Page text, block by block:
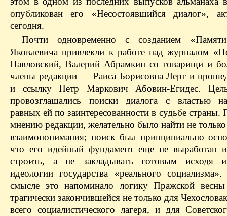
опубликован его «Несостоявшийся диалог»,
сегодня.
Почти одновременно с созданием
Яковлевича привлекли к работе над журналом
Павловский, Валерий Абрамкин со товарищи и
члены редакции — Раиса Борисовна Лерт и
и ссылку Петр Маркович Абовин-Егидес.
провозглашались поиски диалога с властью
равных ей по заинтересованности в судьбе
мнению редакции, желательно было найти не
взаимопонимания; поиск был принципиально
что его идейный фундамент еще не выработан
строить, а не закладывать готовым исходя
идеологии государства «реального
смысле это напоминало логику Пражской
трагически закончившейся не только для
всего социалистического лагеря, и для